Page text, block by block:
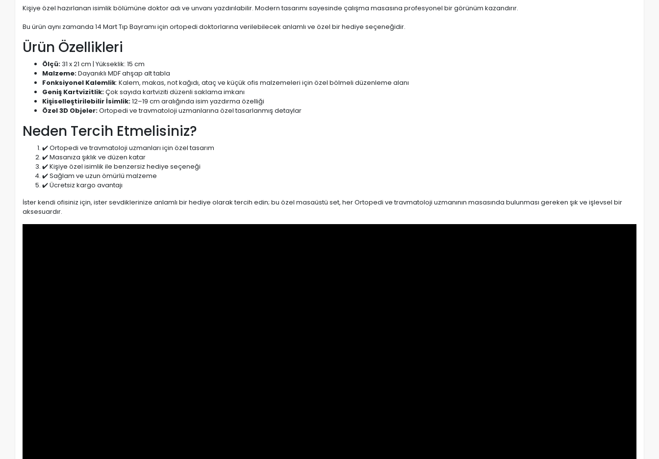
Kişiye özel hazırlanan isimlik bölümüne doktor adı ve unvanı yazdırılabilir. Modern tasarımı sayesinde çalışma masasına profesyonel bir görünüm kazandırır.
Bu ürün aynı zamanda 14 Mart Tıp Bayramı için ortopedi doktorlarına verilebilecek anlamlı ve özel bir hediye seçeneğidir.
Ürün Özellikleri
Ölçü:31 x 21 cm | Yükseklik: 15 cm
Malzeme:Dayanıklı MDF ahşap alt tabla
Fonksiyonel Kalemlik: Kalem, makas, not kağıdı, ataç ve küçük ofis malzemeleri için özel bölmeli düzenleme alanı
Geniş Kartvizitlik:Çok sayıda kartviziti düzenli saklama imkanı
Kişiselleştirilebilir İsimlik:12–19 cm aralığında isim yazdırma özelliği
Özel 3D Objeler:Ortopedi ve travmatoloji uzmanlarına özel tasarlanmış detaylar
Neden Tercih Etmelisiniz?
✔️ Ortopedi ve travmatoloji uzmanları için özel tasarım
✔️ Masanıza şıklık ve düzen katar
✔️ Kişiye özel isimlik ile benzersiz hediye seçeneği
✔️ Sağlam ve uzun ömürlü malzeme
✔️ Ücretsiz kargo avantajı
İster kendi ofisiniz için, ister sevdiklerinize anlamlı bir hediye olarak tercih edin; bu özel masaüstü set, her Ortopedi ve travmatoloji uzmanının masasında bulunması gereken şık ve işlevsel bir
aksesuardır.